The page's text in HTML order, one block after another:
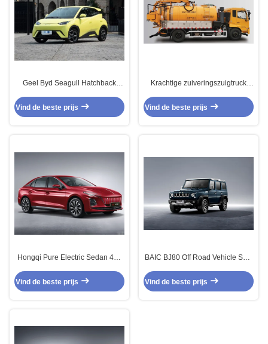
Geel Byd Seagull Hatchback
zitplaatsen
Vind de beste prijs
Krachtige zuiveringszuigtruck
Vind de beste prijs
Hongqi Pure Electric Sedan 4×2
Voertuig Auto
Vind de beste prijs
BAIC BJ80 Off Road Vehicle SUV
Automatische transmissie
Vind de beste prijs